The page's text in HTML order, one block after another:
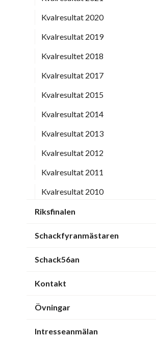
Kvalresultat 2020
Kvalresultat 2019
Kvalresultet 2018
Kvalresultat 2017
Kvalresultat 2015
Kvalresultat 2014
Kvalresultat 2013
Kvalresultat 2012
Kvalresultat 2011
Kvalresultat 2010
Riksfinalen
Schackfyranmästaren
Schack56an
Kontakt
Övningar
Intresseanmälan